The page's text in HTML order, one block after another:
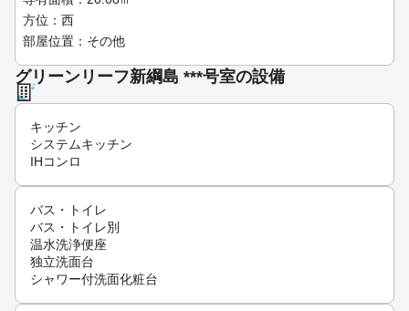
方位：西
部屋位置：その他
グリーンリーフ新綱島 ***号室の設備
キッチン
システムキッチン
IHコンロ
バス・トイレ
バス・トイレ別
温水洗浄便座
独立洗面台
シャワー付洗面化粧台